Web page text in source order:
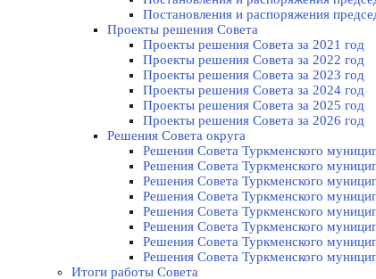
Постановления и распоряжения
Проекты решения Cовета
Проекты решения Совета за 2021 год
Проекты решения Совета за 2022 год
Проекты решения Cовета за 2023 год
Проекты решения Совета за 2024 год
Проекты решения Совета за 2025 год
Проекты решения Совета за 2026 год
Решения Совета округа
Решения Совета Туркменского
Решения Совета Туркменского
Решения Совета Туркменского
Решения Совета Туркменского
Решения Совета Туркменского
Решения Совета Туркменского
Решения Совета Туркменского
Решения Совета Туркменского
Итоги работы Совета